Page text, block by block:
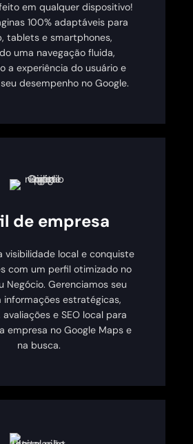
em qualquer dispositivo!
100% adaptáveis para
tablets e smartphones,
uma navegação fluida,
a experiência do usuário e
desempenho no Google.
de empresa
visibilidade local e conquiste
com um perfil otimizado no
Negócio. Gerenciamos seu
informações estratégicas,
e SEO local para
empresa no Google Maps e
na busca.